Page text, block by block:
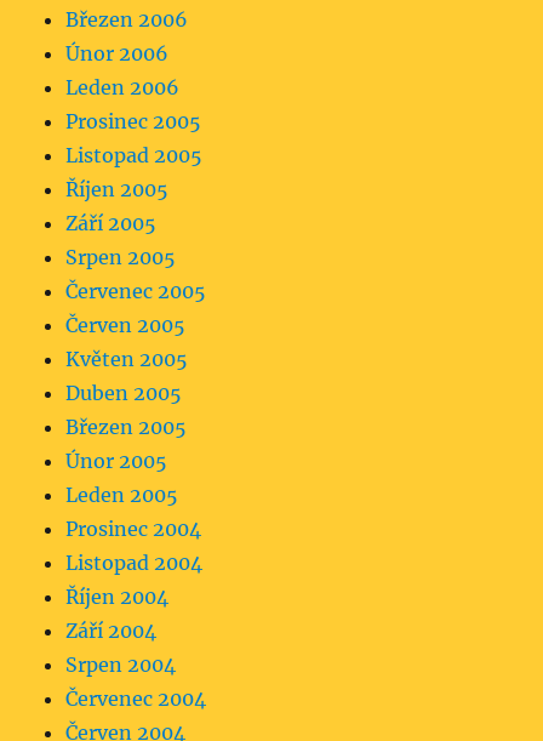
Březen 2006
Únor 2006
Leden 2006
Prosinec 2005
Listopad 2005
Říjen 2005
Září 2005
Srpen 2005
Červenec 2005
Červen 2005
Květen 2005
Duben 2005
Březen 2005
Únor 2005
Leden 2005
Prosinec 2004
Listopad 2004
Říjen 2004
Září 2004
Srpen 2004
Červenec 2004
Červen 2004